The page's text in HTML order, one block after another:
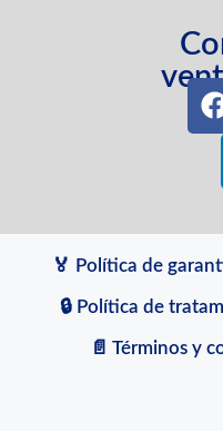
🏅 Política de
🔒 Política de
📄 Términos y